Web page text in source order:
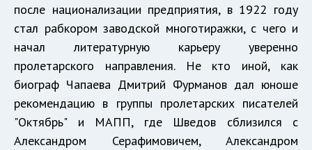
после национализации предприятия, в 1922 году
стал рабкором заводской многотиражки, с чего и
начал литературную карьеру уверенно
пролетарского направления. Не кто иной, как
биограф Чапаева Дмитрий Фурманов дал юноше
рекомендацию в группы пролетарских писателей
"Октябрь" и МАПП, где Шведов сблизился с
Александром Серафимовичем, Александром